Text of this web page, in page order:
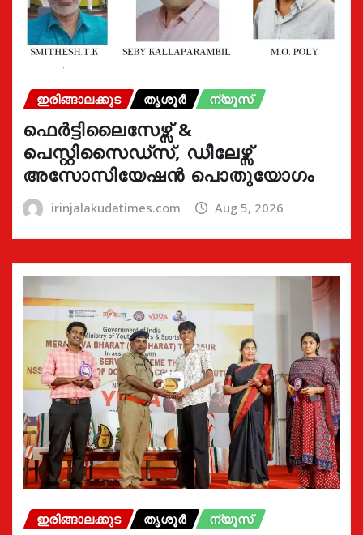
ഇരിങ്ങാലക്കുട തൃശൂർ ന്യൂസ്
ഫെർട്ടിലൈസേഴ്സ് &
പെസ്റ്റിസൈഡ്സ്, ഡീലേഴ്സ്
അസോസിയേഷൻ പൊതുയോഗം
irinjalakudatimes.com Aug 5, 2026
ഇരിങ്ങാലക്കുട തൃശൂർ ന്യൂസ്